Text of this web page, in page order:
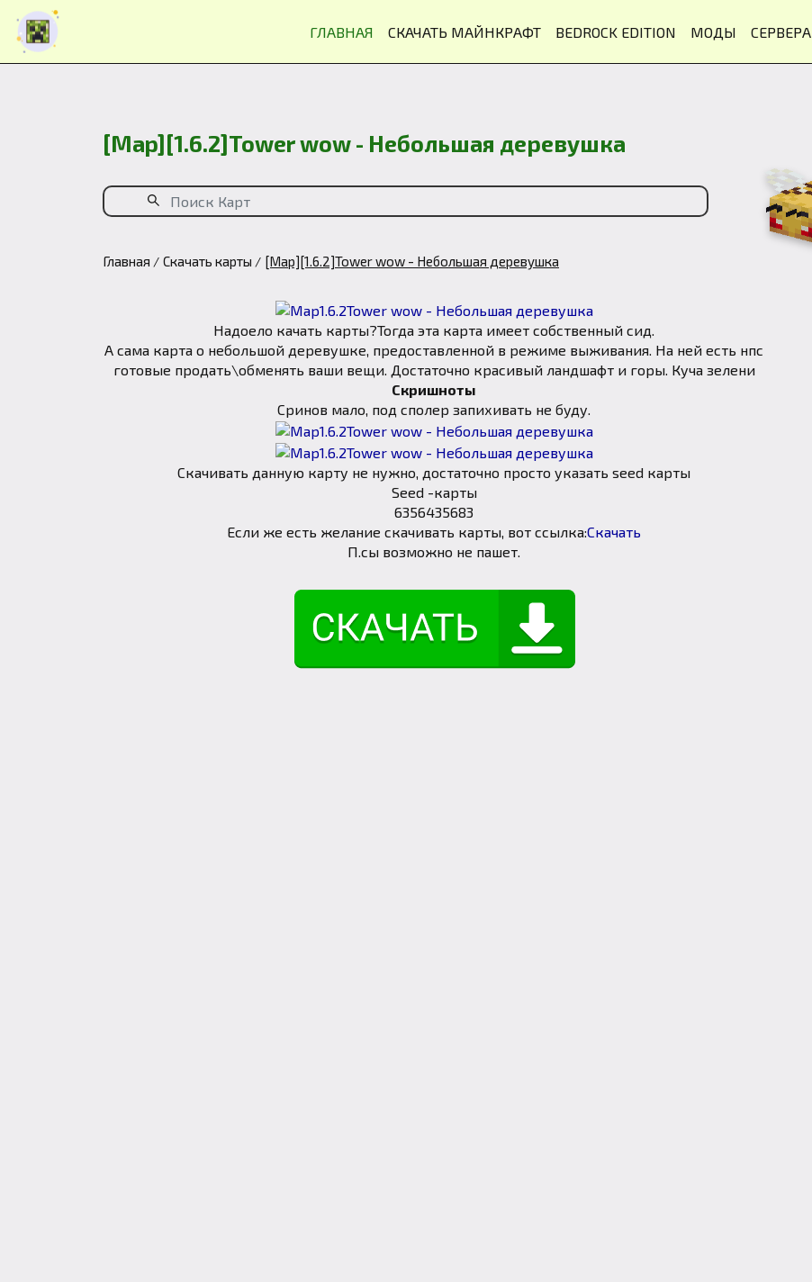
ГЛАВНАЯ СКАЧАТЬ МАЙНКРАФТ BEDROCK EDITION МОДЫ СЕРВЕРА
[Map][1.6.2]Tower wow - Небольшая деревушка
Главная Скачать карты [Map][1.6.2]Tower wow - Небольшая деревушка
Надоело качать карты?Тогда эта карта имеет собственный сид.
А сама карта о небольшой деревушке, предоставленной в режиме выживания. На ней есть нпс
готовые продать\обменять ваши вещи. Достаточно красивый ландшафт и горы. Куча зелени
Скришноты
Сринов мало, под сполер запихивать не буду.
Скачивать данную карту не нужно, достаточно просто указать seed карты
Seed -карты
6356435683
Если же есть желание скачивать карты, вот ссылка:Скачать
П.сы возможно не пашет.